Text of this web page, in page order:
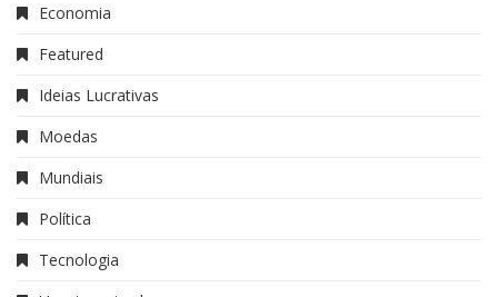
Economia
Featured
Ideias Lucrativas
Moedas
Mundiais
Política
Tecnologia